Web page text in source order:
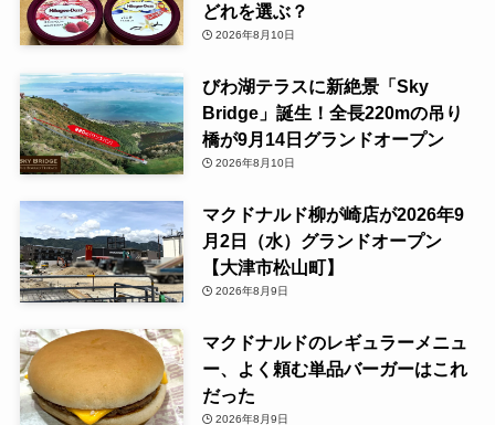
どれを選ぶ？
2026年8月10日
びわ湖テラスに新絶景「Sky
Bridge」誕生！全長220mの吊り
橋が9月14日グランドオープン
2026年8月10日
マクドナルド柳が崎店が2026年9
月2日（水）グランドオープン
【大津市松山町】
2026年8月9日
マクドナルドのレギュラーメニュ
ー、よく頼む単品バーガーはこれ
だった
2026年8月9日